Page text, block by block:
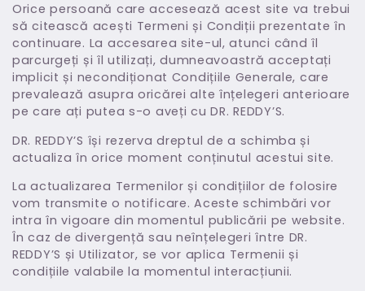
Orice persoană care accesează acest site va trebui
să citească acești Termeni și Condiții prezentate în
continuare. La accesarea site-ul, atunci când îl
parcurgeți și îl utilizați, dumneavoastră acceptați
implicit și necondiționat Condițiile Generale, care
prevalează asupra oricărei alte înțelegeri anterioare
pe care ați putea s-o aveți cu DR. REDDY’S.
DR. REDDY’S își rezerva dreptul de a schimba și
actualiza în orice moment conținutul acestui site.
La actualizarea Termenilor și condițiilor de folosire
vom transmite o notificare. Aceste schimbări vor
intra în vigoare din momentul publicării pe website.
În caz de divergență sau neînțelegeri între DR.
REDDY’S și Utilizator, se vor aplica Termenii și
condițiile valabile la momentul interacțiunii.